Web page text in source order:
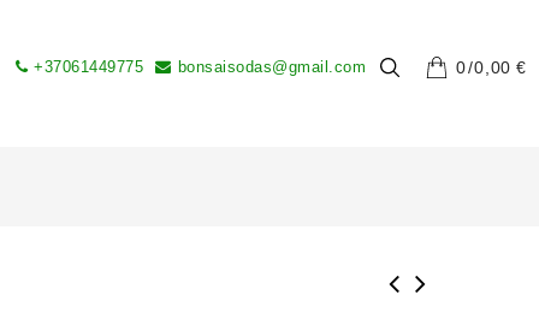
0 0,00€
+37061449775 bonsaisodas@gmail.com